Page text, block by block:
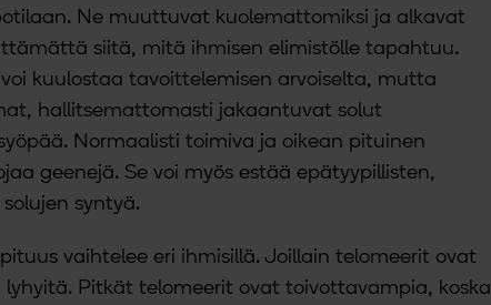
Ne muuttuvat kuolemattomiksi ja alkavat
siitä, mitä ihmisen elimistölle tapahtuu.
kuulostaa tavoittelemisen arvoiselta, mutta
hallitsemattomasti jakaantuvat solut
Normaalisti toimiva ja oikean pituinen
geenejä. Se voi myös estää epätyypillisten,
syntyä.
pituus vaihtelee eri ihmisillä. Joillain telomeerit ovat
lyhyitä. Pitkät telomeerit ovat toivottavampia, koska